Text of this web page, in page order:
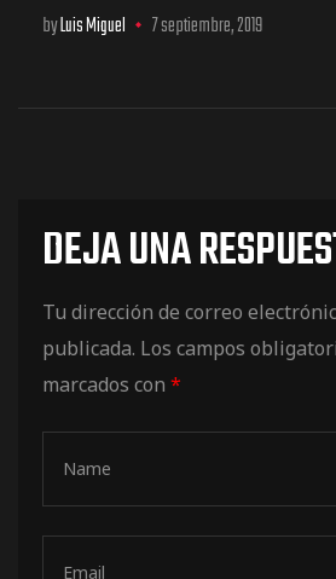
byLuis Miguel 7 septiembre, 2019
DEJA UNA
Tu dirección de correo
publicada. Los campos
marcados con *